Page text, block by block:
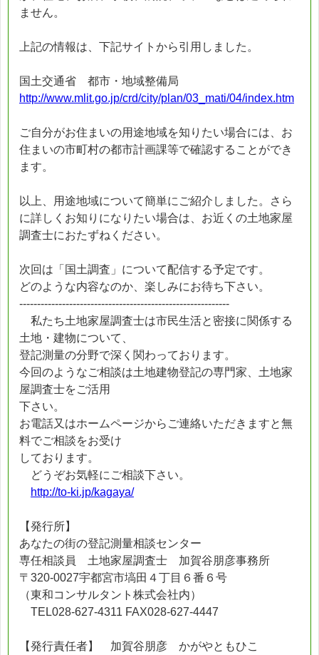
ません。
上記の情報は、下記サイトから引用しました。
国土交通省 都市・地域整備局
http://www.mlit.go.jp/crd/city/plan/03_mati/04/index.htm
ご自分がお住まいの用途地域を知りたい場合には、お
住まいの市町村の都市計画課等で確認することができ
ます。
以上、用途地域について簡単にご紹介しました。さら
に詳しくお知りになりたい場合は、お近くの土地家屋
調査士におたずねください。
次回は「国土調査」について配信する予定です。
どのような内容なのか、楽しみにお待ち下さい。
-----------------------------------------------------------
私たち土地家屋調査士は市民生活と密接に関係する
土地・建物について、
登記測量の分野で深く関わっております。
今回のようなご相談は土地建物登記の専門家、土地家
屋調査士をご活用
下さい。
お電話又はホームページからご連絡いただきますと無
料でご相談をお受け
しております。
どうぞお気軽にご相談下さい。
http://to-ki.jp/kagaya/
【発行所】
あなたの街の登記測量相談センター
専任相談員 土地家屋調査士 加賀谷朋彦事務所
〒320-0027宇都宮市塙田４丁目６番６号
（東和コンサルタント株式会社内）
TEL028-627-4311 FAX028-627-4447
【発行責任者】 加賀谷朋彦 かがやともひこ